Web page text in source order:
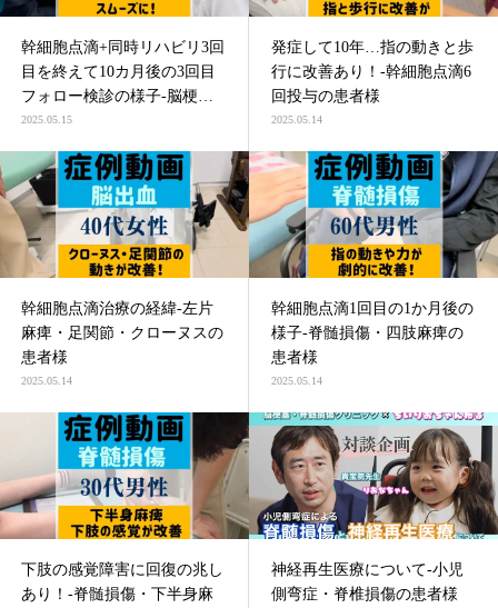
幹細胞点滴+同時リハビリ3回
目を終えて10カ月後の3回目
フォロー検診の様子-脳梗塞
による四肢麻痺の患者様
2025.05.15
発症して10年…指の動きと歩
行に改善あり！-幹細胞点滴6
回投与の患者様
2025.05.14
幹細胞点滴治療の経緯-左片
麻痺・足関節・クローヌスの
患者様
2025.05.14
幹細胞点滴1回目の1か月後の
様子-脊髄損傷・四肢麻痺の
患者様
2025.05.14
下肢の感覚障害に回復の兆し
あり！-脊髄損傷・下半身麻
神経再生医療について-小児
側弯症・脊椎損傷の患者様